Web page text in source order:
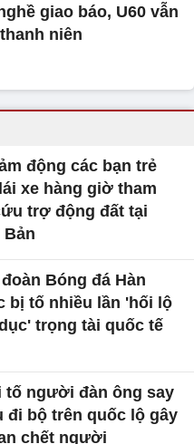
giao báo, U60 vẫn
niên
động các bạn trẻ
xe hàng giờ tham
trợ động đất tại
Bản
Bóng đá Hàn
bị tố nhiều lần 'hối lộ
trọng tài quốc tế
tố người đàn ông say
đi bộ trên quốc lộ gây
chết người